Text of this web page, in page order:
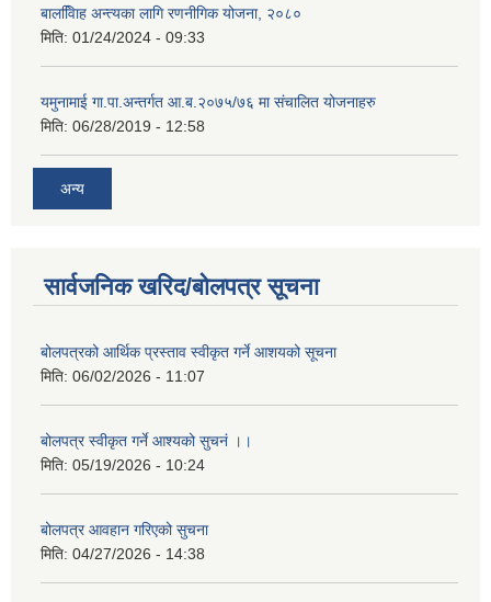
बालवििाह अन्त्यका लागि रणनीगिक योजना, २०८०
मिति: 01/24/2024 - 09:33
यमुनामाई गा.पा.अन्तर्गत आ.ब.२०७५/७६ मा संचालित योजनाहरु
मिति: 06/28/2019 - 12:58
अन्य
सार्वजनिक खरिद/बोलपत्र सूचना
बोलपत्रको आर्थिक प्रस्ताव स्वीकृत गर्ने आशयको सूचना
मिति: 06/02/2026 - 11:07
बोलपत्र स्वीकृत गर्ने आश्यको सुचनं ।।
मिति: 05/19/2026 - 10:24
बोलपत्र आवहान गरिएको सुचना
मिति: 04/27/2026 - 14:38